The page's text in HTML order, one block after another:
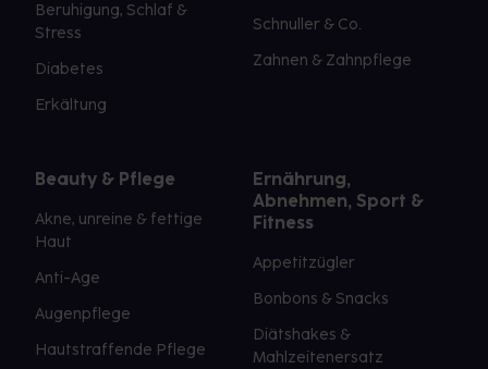
Beruhigung, Schlaf &
Stress
Diabetes
Erkältung
Schnuller & Co.
Zahnen & Zahnpflege
Beauty & Pflege
Akne, unreine & fettige
Haut
Anti-Age
Augenpflege
Hautstraffende Pflege
Ernährung,
Abnehmen, Sport &
Fitness
Appetitzügler
Bonbons & Snacks
Diätshakes &
Mahlzeitenersatz